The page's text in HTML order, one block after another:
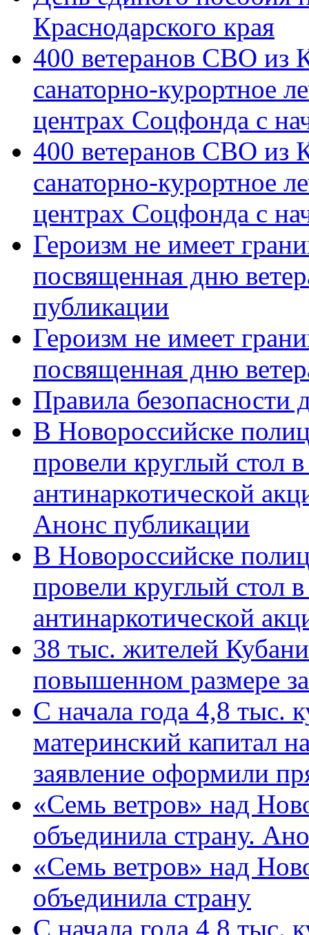
Краснодарского края
400 ветеранов СВО из
санаторно-курортное
центрах Соцфонда с
400 ветеранов СВО из
санаторно-курортное
центрах Соцфонда с
Героизм не имеет
посвященная дню
публикации
Героизм не имеет
посвященная дню
Правила безопасности
В Новороссийске
провели круглый стол
антинаркотической
Анонс публикации
В Новороссийске
провели круглый стол
антинаркотической
38 тыс. жителей
повышенном размере
С начала года 4,8 тыс.
материнский капитал
заявление оформили
«Семь ветров» над
объединила страну.
«Семь ветров» над
объединила страну
С начала года 4,8 тыс.